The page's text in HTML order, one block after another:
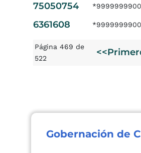
75050754
6361608
Página 469 de
522
Gobernación de